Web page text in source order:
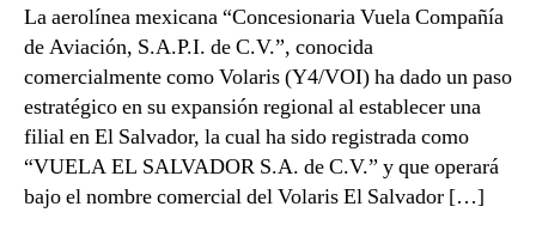
La aerolínea mexicana “Concesionaria Vuela Compañía
de Aviación, S.A.P.I. de C.V.”, conocida
comercialmente como Volaris (Y4/VOI) ha dado un paso
estratégico en su expansión regional al establecer una
filial en El Salvador, la cual ha sido registrada como
“VUELA EL SALVADOR S.A. de C.V.” y que operará
bajo el nombre comercial del Volaris El Salvador […]